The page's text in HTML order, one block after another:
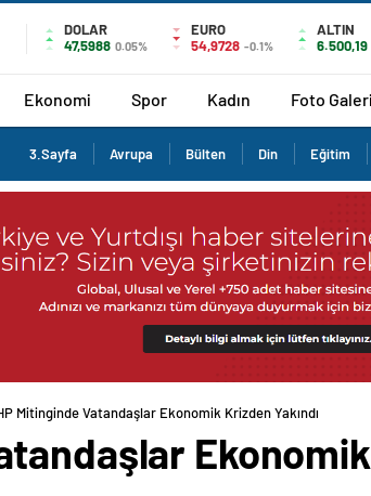
DOLAR
47,5988 0.05%
EURO
54,9728 -0.1%
ALTIN
6.500,19
Ekonomi Spor Kadın Foto Galeri
3.Sayfa Avrupa Bülten Din Eğitim
Mitinginde Vatandaşlar Ekonomik Krizden Yakındı
Ekonomik